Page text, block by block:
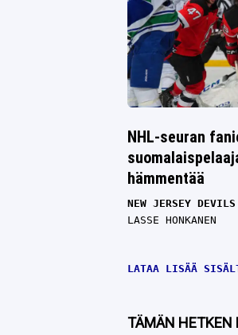
NHL-seuran
hämmentää
NEW JERSEY DEVILS
LASSE HONKANEN
LATAA LISÄÄ
TÄMÄN HETKEN